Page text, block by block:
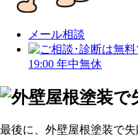
メール相談
19:00 年中無休
最後に、外壁屋根塗装で失